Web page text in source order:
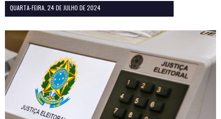
QUARTA-FEIRA, 24 DE JULHO DE 2024